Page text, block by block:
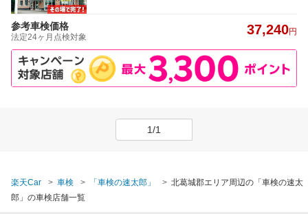
参考車検価格
法定24ヶ月点検対象 37,240円
1/1
楽天Car 車検 「車検の速太郎」
北葛城郡エリア周辺の「車検の速太
郎」の車検店舗一覧